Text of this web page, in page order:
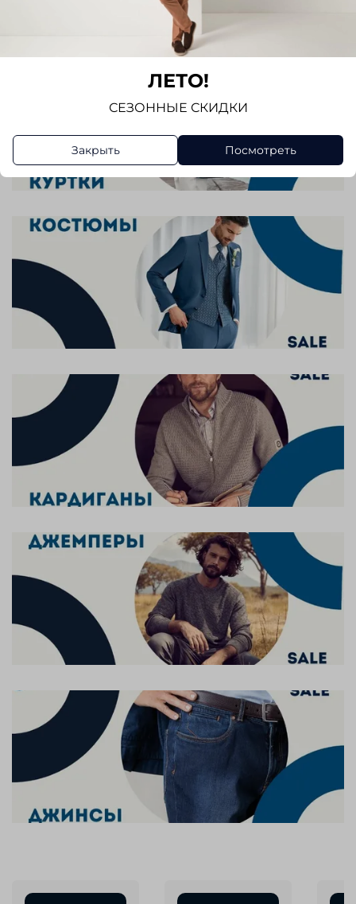
ЛЕТО!
СЕЗОННЫЕ СКИДКИ
Закрыть Посмотреть